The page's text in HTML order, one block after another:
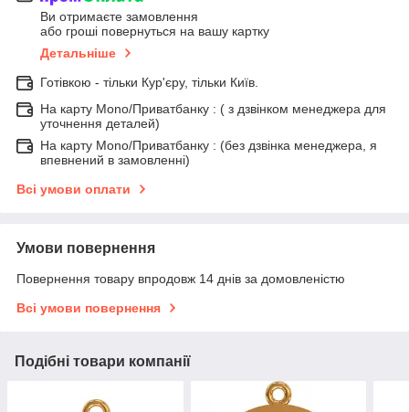
Ви отримаєте замовлення
або гроші повернуться на вашу картку
Детальніше
Готівкою - тільки Кур'єру, тільки Київ.
На карту Mono/Приватбанку : ( з дзвінком менеджера для
уточнення деталей)
На карту Mono/Приватбанку : (без дзвінка менеджера, я
впевнений в замовленні)
Всі умови оплати
Умови повернення
Повернення товару впродовж 14 днів за домовленістю
Всі умови повернення
Подібні товари компанії